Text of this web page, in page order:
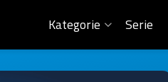
Kategorie Serie